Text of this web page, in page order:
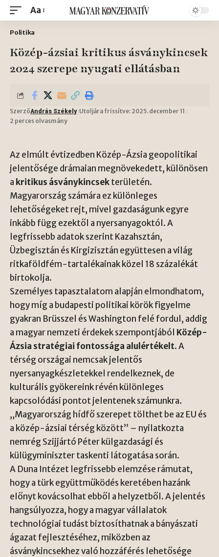
Aa
Politika
Közép-ázsiai kritikus ásványkincsek
2024 szerepe nyugati ellátásban
SzerzőAndrás Székely Utoljára frissítve: 2025. december 11
2 perces olvasmány
Az elmúlt évtizedben Közép-Ázsia geopolitikai
jelentősége drámaian megnövekedett, különösen
a kritikus ásványkincsekterületén.
Magyarország számára ez különleges
lehetőségeket rejt, mivel gazdaságunk egyre
inkább függ ezektől a nyersanyagoktól. A
legfrissebb adatok szerint Kazahsztán,
Üzbegisztán és Kirgizisztán együttesen a világ
ritkaföldfém-tartalékainak közel 18 százalékát
birtokolja.
Személyes tapasztalatom alapján elmondhatom,
hogy míg a budapesti politikai körök figyelme
gyakran Brüsszel és Washington felé fordul, addig
a magyar nemzeti érdekek szempontjából Közép-
Ázsia stratégiai fontossága alulértékelt. A
térség országai nemcsak jelentős
nyersanyagkészletekkel rendelkeznek, de
kulturális gyökereink révén különleges
kapcsolódási pontot jelentenek számunkra.
„Magyarország hídfő szerepet tölthet be az EU és
a közép-ázsiai térség között” – nyilatkozta
nemrég Szijjártó Péter külgazdasági és
külügyminiszter taskenti látogatása során.
A Duna Intézet legfrissebb elemzése rámutat,
hogy a türk együttműködés keretében hazánk
előnyt kovácsolhat ebből a helyzetből. A jelentés
hangsúlyozza, hogy a magyar vállalatok
technológiai tudást biztosíthatnak a bányászati
ágazat fejlesztéséhez, miközben az
ásványkincsekhez való hozzáférés lehetősége